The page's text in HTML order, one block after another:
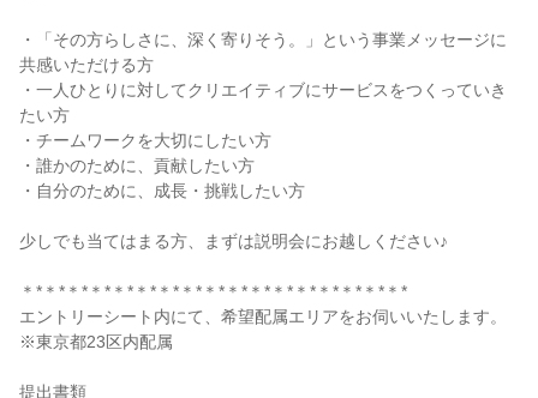
・「その方らしさに、深く寄りそう。」という事業メッセージに
共感いただける方
・一人ひとりに対してクリエイティブにサービスをつくっていき
たい方
・チームワークを大切にしたい方
・誰かのために、貢献したい方
・自分のために、成長・挑戦したい方
少しでも当てはまる方、まずは説明会にお越しください♪
＊*＊*＊*＊*＊*＊*＊*＊*＊*＊*＊*＊*＊*＊*＊*＊*＊*
エントリーシート内にて、希望配属エリアをお伺いいたします。
※東京都23区内配属
提出書類